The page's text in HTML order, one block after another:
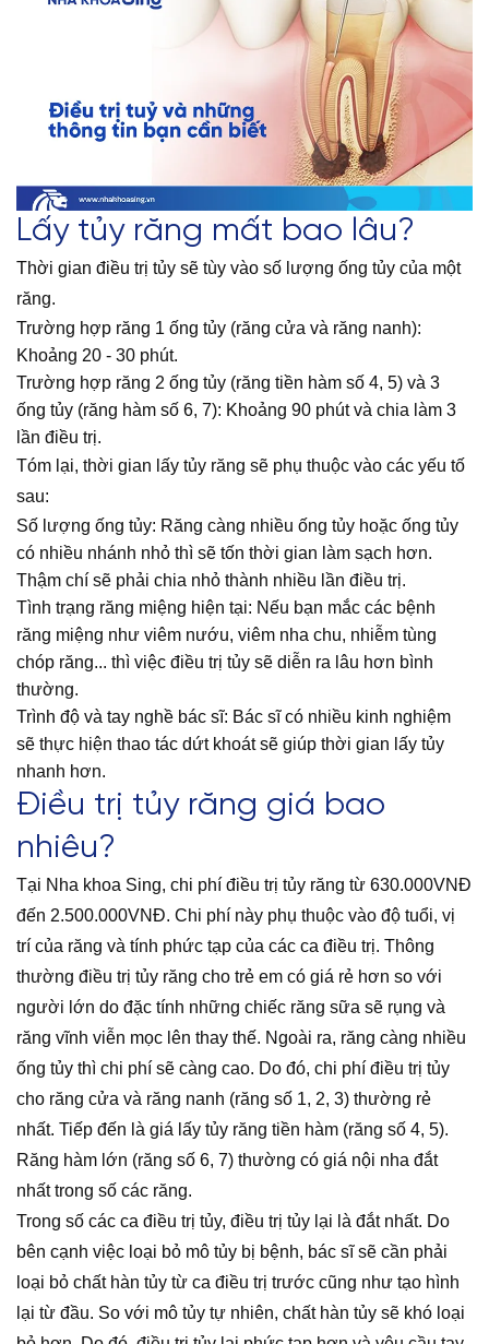
Lấy tủy răng mất bao lâu?
Thời gian điều trị tủy sẽ tùy vào số lượng ống tủy của một
răng.
Trường hợp răng 1 ống tủy (răng cửa và răng nanh):
Khoảng 20 - 30 phút.
Trường hợp răng 2 ống tủy (răng tiền hàm số 4, 5) và 3
ống tủy (răng hàm số 6, 7): Khoảng 90 phút và chia làm 3
lần điều trị.
Tóm lại, thời gian lấy tủy răng sẽ phụ thuộc vào các yếu tố
sau:
Số lượng ống tủy: Răng càng nhiều ống tủy hoặc ống tủy
có nhiều nhánh nhỏ thì sẽ tốn thời gian làm sạch hơn.
Thậm chí sẽ phải chia nhỏ thành nhiều lần điều trị.
Tình trạng răng miệng hiện tại: Nếu bạn mắc các bệnh
răng miệng như viêm nướu, viêm nha chu, nhiễm tùng
chóp răng... thì việc điều trị tủy sẽ diễn ra lâu hơn bình
thường.
Trình độ và tay nghề bác sĩ: Bác sĩ có nhiều kinh nghiệm
sẽ thực hiện thao tác dứt khoát sẽ giúp thời gian lấy tủy
nhanh hơn.
Điều trị tủy răng giá bao
nhiêu?
Tại Nha khoa Sing, chi phí điều trị tủy răng từ 630.000VNĐ
đến 2.500.000VNĐ. Chi phí này phụ thuộc vào độ tuổi, vị
trí của răng và tính phức tạp của các ca điều trị. Thông
thường điều trị tủy răng cho trẻ em có giá rẻ hơn so với
người lớn do đặc tính những chiếc răng sữa sẽ rụng và
răng vĩnh viễn mọc lên thay thế. Ngoài ra, răng càng nhiều
ống tủy thì chi phí sẽ càng cao. Do đó, chi phí điều trị tủy
cho răng cửa và răng nanh (răng số 1, 2, 3) thường rẻ
nhất. Tiếp đến là giá lấy tủy răng tiền hàm (răng số 4, 5).
Răng hàm lớn (răng số 6, 7) thường có giá nội nha đắt
nhất trong số các răng.
Trong số các ca điều trị tủy, điều trị tủy lại là đắt nhất. Do
bên cạnh việc loại bỏ mô tủy bị bệnh, bác sĩ sẽ cần phải
loại bỏ chất hàn tủy từ ca điều trị trước cũng như tạo hình
lại từ đầu. So với mô tủy tự nhiên, chất hàn tủy sẽ khó loại